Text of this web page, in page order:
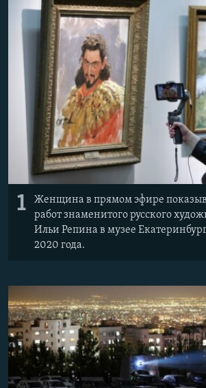
1
Женщина в прямом эфире
работ знаменитого русского
Ильи Репина в музее
2020 года.